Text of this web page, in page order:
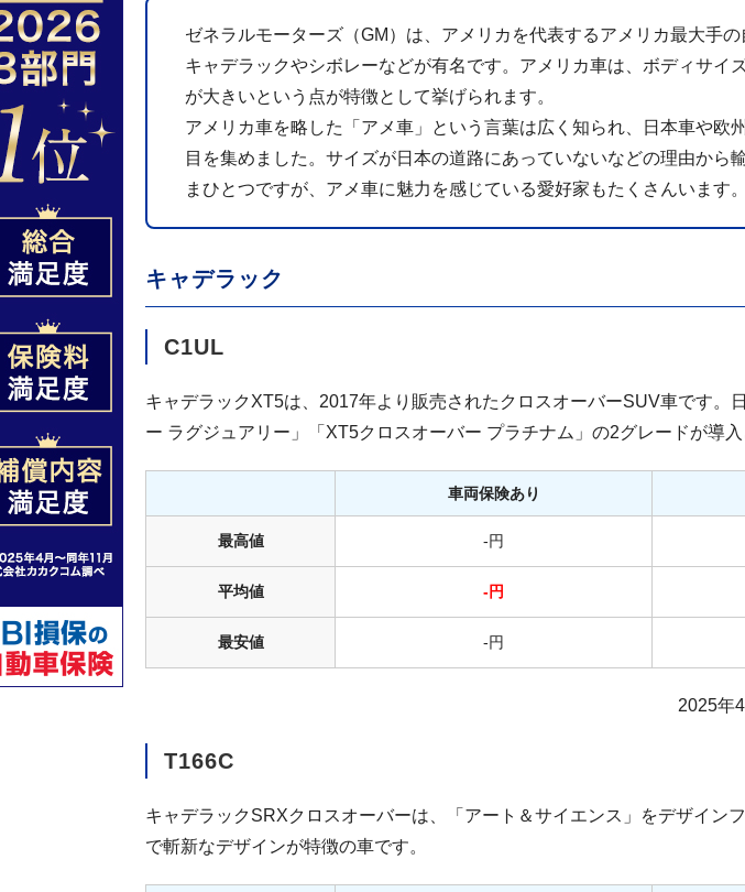
ゼネラルモーターズ（GM）は、アメリカを代表するアメリカ最大手の
キャデラックやシボレーなどが有名です。アメリカ車は、ボディサイ
が大きいという点が特徴として挙げられます。
アメリカ車を略した「アメ車」という言葉は広く知られ、日本車や欧
目を集めました。サイズが日本の道路にあっていないなどの理由から
まひとつですが、アメ車に魅力を感じている愛好家もたくさんいます。
キャデラック
C1UL
キャデラックXT5は、2017年より販売されたクロスオーバーSUV車です。
ー ラグジュアリー」「XT5クロスオーバー プラチナム」の2グレードが導入
車両保険あり
最高値 -円
平均値 -円
最安値 -円
2025年
T166C
キャデラックSRXクロスオーバーは、「アート＆サイエンス」をデザイン
で斬新なデザインが特徴の車です。